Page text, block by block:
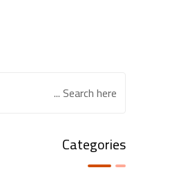
Categories